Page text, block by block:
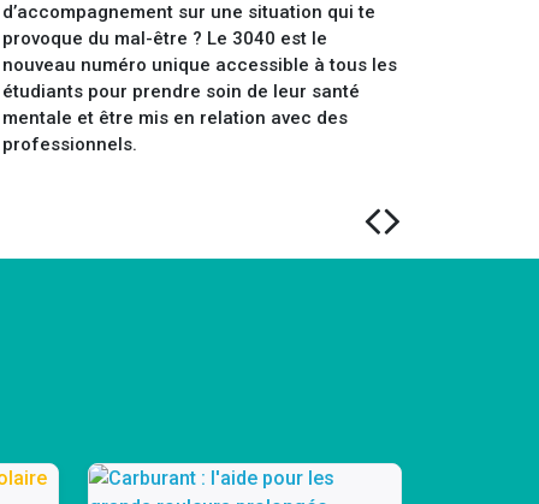
d’accompagnement sur une situation qui te
provoque du mal-être ? Le 3040 est le
nouveau numéro unique accessible à tous les
étudiants pour prendre soin de leur santé
mentale et être mis en relation avec des
professionnels.